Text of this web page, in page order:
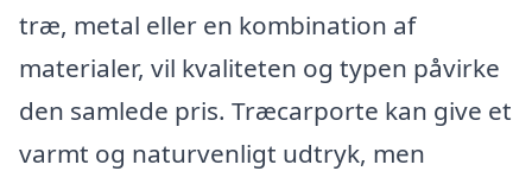
træ, metal eller en kombination af
materialer, vil kvaliteten og typen påvirke
den samlede pris. Træcarporte kan give et
varmt og naturvenligt udtryk, men